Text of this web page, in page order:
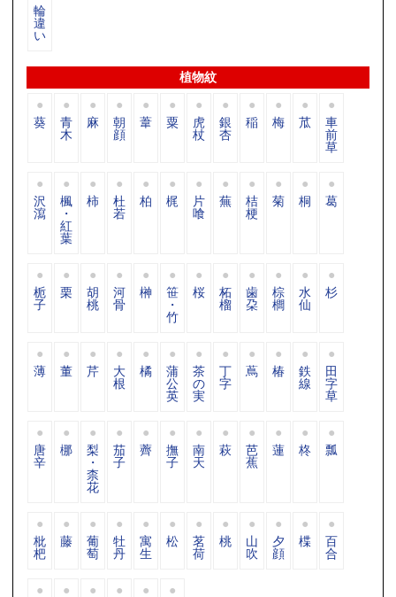
輪
違
い
植物紋
葵 青
木
麻 朝
顔
葦 粟 虎
杖
銀
杏
稲 梅 苽 車
前
草
沢
瀉
楓
・
紅
葉
柿 杜
若
柏 梶 片
喰
蕪 桔
梗
菊 桐 葛
栀
子
栗 胡
桃
河
骨
榊 笹
・
竹
桜 柘
榴
歯
朶
棕
櫚
水
仙
杉
薄 董 芹 大
根
橘 蒲
公
英
茶
の
実
丁
字
蔦 椿 鉄
線
田
字
草
唐
辛
梛 梨
・
柰
花
茄
子
薺 撫
子
南
天
萩 芭
蕉
蓮 柊 瓢
枇
杷
藤 葡
萄
牡
丹
寓
生
松 茗
荷
桃 山
吹
夕
顔
楪 百
合